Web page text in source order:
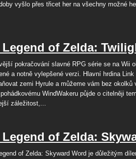
vyšlo přes třicet her na všechny možné
Legend of Zelda:
pokračování slavné RPG série se na Wii
a notně vylepšené verzi. Hlavní hrdina Link
zemi Hyrule a můžeme vám bez okolků
WindWakeru půjde o citelněji
záležitost,...
Legend of Zelda:
of Zelda: Skyward Word je důležitým